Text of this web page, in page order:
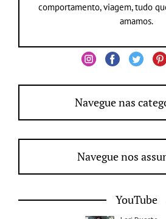
comportamento, viagem, tudo
amamos.
Navegue nas
Navegue nos
YouTube